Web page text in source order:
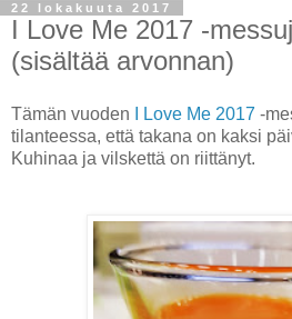
22 lokakuuta 2017
I Love Me 2017 -
(sisältää arvonnan)
Tämän vuoden I Love Me 2017 -
tilanteessa, että takana on kaksi
Kuhinaa ja vilskettä on riittänyt.